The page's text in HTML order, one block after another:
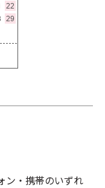
ン・携帯のいずれ